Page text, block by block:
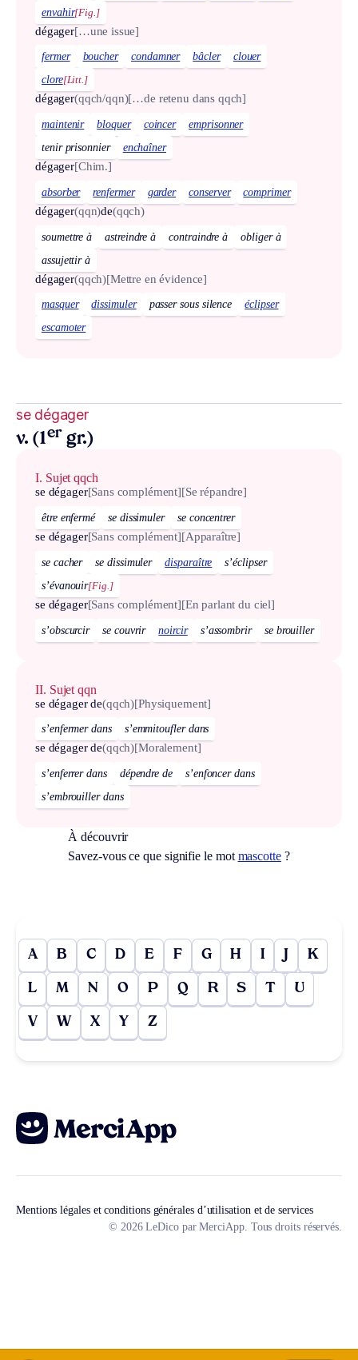
envahir[Fig.]
dégager[…une issue]
fermer boucher condamner bâcler
clouer
clore[Litt.]
dégager(qqch/qqn)[…de retenu dans qqch]
maintenir bloquer coincer
emprisonner
tenir prisonnier
enchaîner
dégager[Chim.]
absorber renfermer garder conserver comprimer
dégager(qqn)de(qqch)
soumettre à astreindre à contraindre à
obliger à
assujettir à
dégager(qqch)[Mettre en évidence]
masquer dissimuler passer sous silence
éclipser
escamoter
se dégager
v. (1er gr.)
I. Sujet qqch
se dégager[Sans complément][Se répandre]
être enfermé se dissimuler se concentrer
se dégager[Sans complément][Apparaître]
se cacher se dissimuler disparaître
s’éclipser
s’évanouir[Fig.]
se dégager[Sans complément][En parlant du ciel]
s’obscurcir se couvrir noircir s’assombrir se brouiller
II. Sujet qqn
se dégager de(qqch)[Physiquement]
s’enfermer dans s’emmitoufler dans
se dégager de(qqch)[Moralement]
s’enferrer dans dépendre de
s’enfoncer dans
s’embrouiller dans
À découvrir
Savez-vous ce que signifie le mot mascotte?
A B C D E F G H I J K
L M N O P Q R S T U
V W X Y Z
Mentions légales et conditions générales d’utilisation et de services
© 2026 LeDico par MerciApp. Tous droits réservés.